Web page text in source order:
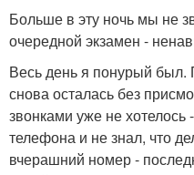
Больше в эту ночь мы не
очередной экзамен -
Весь день я понурый был.
снова осталась без
звонками уже не хотелось
телефона и не знал, что
вчерашний номер -